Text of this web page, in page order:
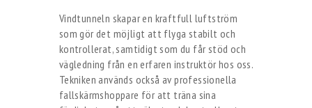
Vindtunneln skapar en kraftfull luftström
som gör det möjligt att flyga stabilt och
kontrollerat, samtidigt som du får stöd och
vägledning från en erfaren instruktör hos oss.
Tekniken används också av professionella
fallskärmshoppare för att träna sina